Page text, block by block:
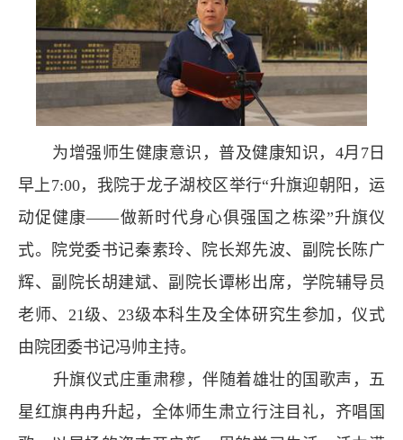
为增强师生健康意识，普及健康知识，4月7日
早上7:00，我院于龙子湖校区举行“升旗迎朝阳，运
动促健康——做新时代身心俱强国之栋梁”升旗仪
式。院党委书记秦素玲、院长郑先波、副院长陈广
辉、副院长胡建斌、副院长谭彬出席，学院辅导员
老师、21级、23级本科生及全体研究生参加，仪式
由院团委书记冯帅主持。
升旗仪式庄重肃穆，伴随着雄壮的国歌声，五
星红旗冉冉升起，全体师生肃立行注目礼，齐唱国